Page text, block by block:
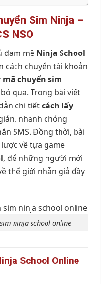
Sim Ninja –
NSO
đam mê Ninja School
cách chuyển tài khoản
mã chuyển sim
qua. Trong bài viết
chi tiếtcách lấy
nhanh chóng
SMS. Đồng thời, bài
về tựa game
, để những người mới
thế giới nhẫn giả đầy
ninja school online
School Online